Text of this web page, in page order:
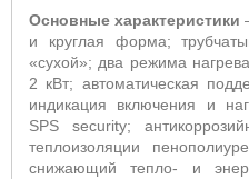
Основные характеристики
и круглая форма;
«сухой»; два режима
2 кВт; автоматическая
индикация включения и
SPS security;
теплоизоляции
снижающий тепло- и